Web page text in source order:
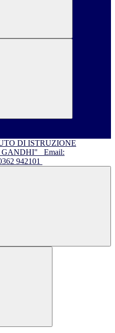
DI ISTRUZIONE
GANDHI"
Email:
942101